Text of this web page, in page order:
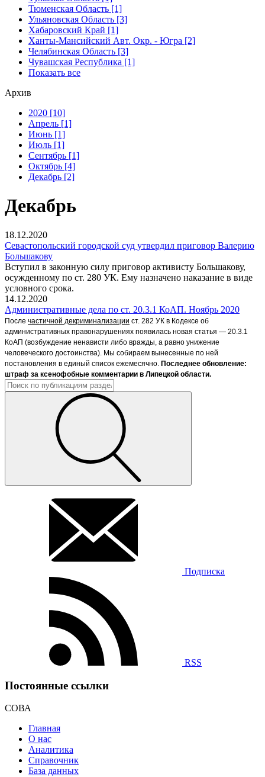
Тюменская Область [1]
Ульяновская Область [3]
Хабаровский Край [1]
Ханты-Мансийский Авт. Окр. - Югра [2]
Челябинская Область [3]
Чувашская Республика [1]
Показать все
Архив
2020 [10]
Апрель [1]
Июнь [1]
Июль [1]
Сентябрь [1]
Октябрь [4]
Декабрь [2]
Декабрь
18.12.2020
Севастопольский городской суд утвердил приговор Валерию
Большакову
Вступил в законную силу приговор активисту Большакову,
осужденному по ст. 280 УК. Ему назначено наказание в виде
условного срока.
14.12.2020
Административные дела по ст. 20.3.1 КоАП. Ноябрь 2020
После частичной декриминализации ст. 282 УК в Кодексе об
административных правонарушениях появилась новая статья — 20.3.1
КоАП (возбуждение ненависти либо вражды, а равно унижение
человеческого достоинства). Мы собираем вынесенные по ней
постановления в единый список ежемесячно. Последнее обновление:
штраф за ксенофобные комментарии в Липецкой области.
Подписка
RSS
Постоянные ссылки
СОВА
Главная
О нас
Аналитика
Справочник
База данных